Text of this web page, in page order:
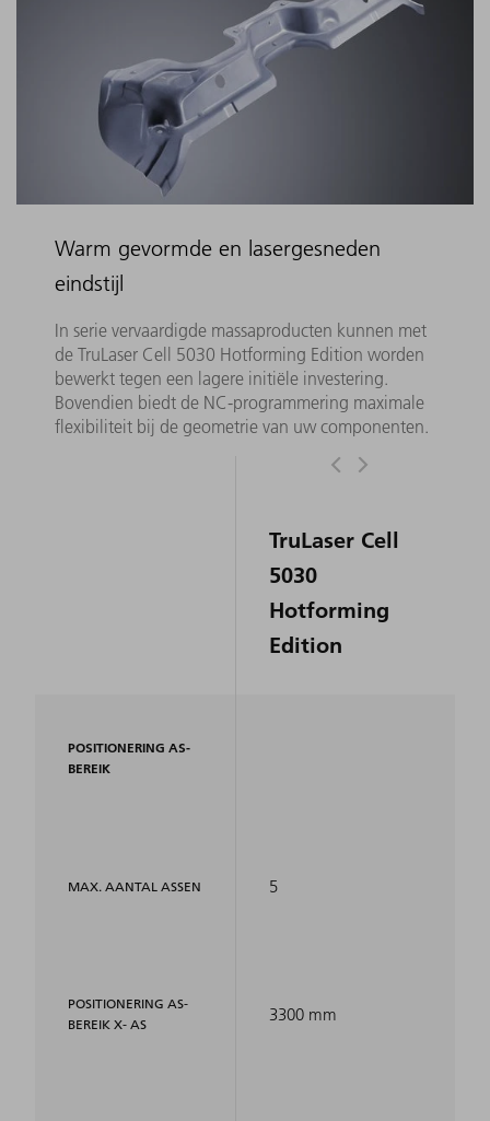
Warm gevormde en lasergesneden
eindstijl
In serie vervaardigde massaproducten kunnen met
de TruLaser Cell 5030 Hotforming Edition worden
bewerkt tegen een lagere initiële investering.
Bovendien biedt de NC-programmering maximale
flexibiliteit bij de geometrie van uw componenten.
POSITIONERING AS-
BEREIK
MAX. AANTAL ASSEN
POSITIONERING AS-
BEREIK X- AS
TruLaser Cell
5030
Hotforming
Edition
5
3300 mm